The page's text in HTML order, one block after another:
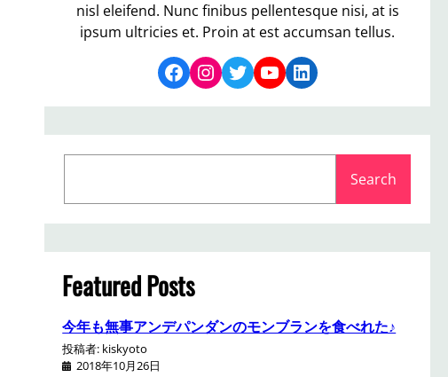
nisl eleifend. Nunc finibus pellentesque nisi, at is
ipsum ultricies et. Proin at est accumsan tellus.
Facebook Instagram Twitter YouTube LinkedIn
a
r
c
h
Search
Featured Posts
今年も無事アンデパンダンのモンブランを食べれた♪
投稿者: kiskyoto
2018年10月26日